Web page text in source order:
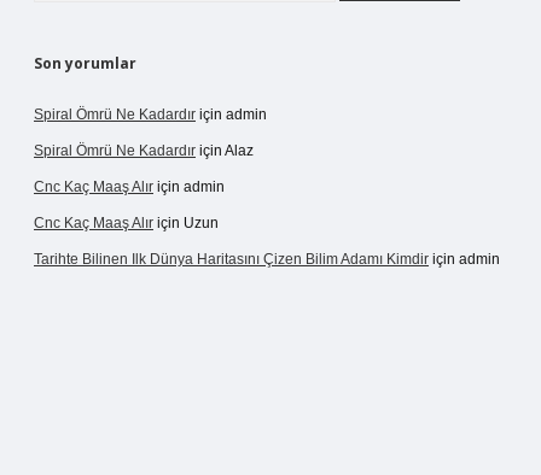
Son yorumlar
Spiral Ömrü Ne Kadardır için admin
Spiral Ömrü Ne Kadardır için Alaz
Cnc Kaç Maaş Alır için admin
Cnc Kaç Maaş Alır için Uzun
Tarihte Bilinen Ilk Dünya Haritasını Çizen Bilim Adamı Kimdir için admin